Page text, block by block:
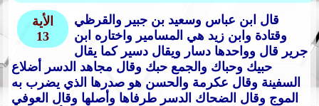
الأية
13
قال ابن عباس وسعيد بن جبير والقرظي
وقتادة وابن زيد هي المسامير واختاره ابن
جرير قال وواحدها دسار ويقال دسير كما يقال
حبيك وحباك والجمع حبك وقال مجاهد الدسر أضلاع
السفينة وقال عكرمة والحسن هو صدرها الذي يضرب به
الموج وقال الضحاك الدسر طرفاها وأصلها وقال العوفي